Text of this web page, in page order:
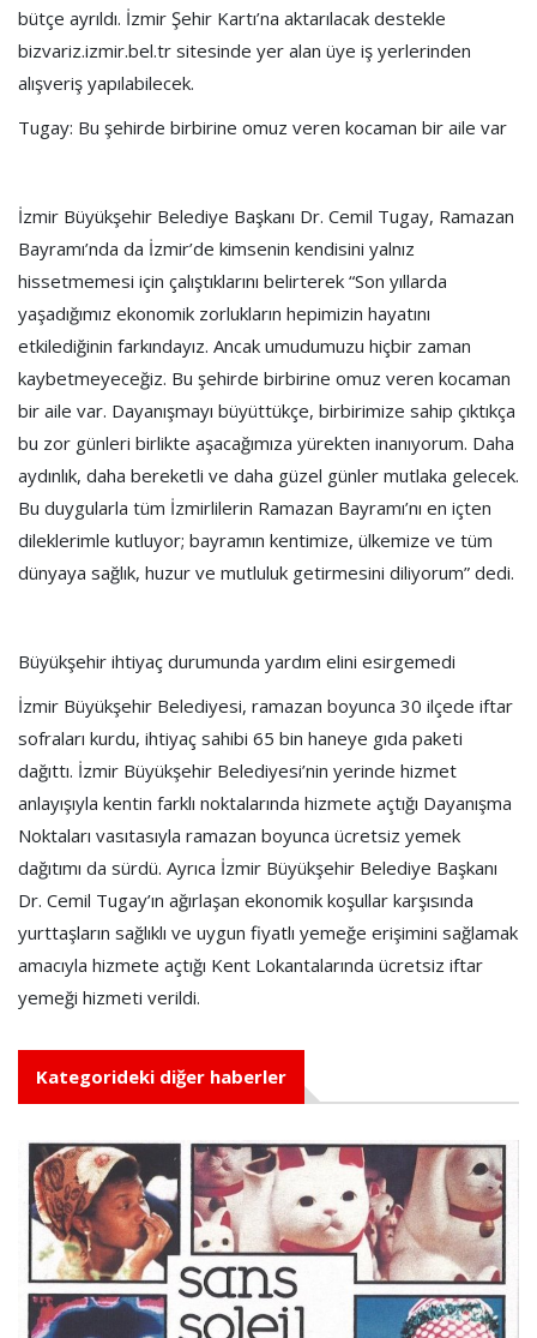
bütçe ayrıldı. İzmir Şehir Kartı’na aktarılacak destekle
bizvariz.izmir.bel.tr sitesinde yer alan üye iş yerlerinden
alışveriş yapılabilecek.
Tugay: Bu şehirde birbirine omuz veren kocaman bir aile var
İzmir Büyükşehir Belediye Başkanı Dr. Cemil Tugay, Ramazan
Bayramı’nda da İzmir’de kimsenin kendisini yalnız
hissetmemesi için çalıştıklarını belirterek “Son yıllarda
yaşadığımız ekonomik zorlukların hepimizin hayatını
etkilediğinin farkındayız. Ancak umudumuzu hiçbir zaman
kaybetmeyeceğiz. Bu şehirde birbirine omuz veren kocaman
bir aile var. Dayanışmayı büyüttükçe, birbirimize sahip çıktıkça
bu zor günleri birlikte aşacağımıza yürekten inanıyorum. Daha
aydınlık, daha bereketli ve daha güzel günler mutlaka gelecek.
Bu duygularla tüm İzmirlilerin Ramazan Bayramı’nı en içten
dileklerimle kutluyor; bayramın kentimize, ülkemize ve tüm
dünyaya sağlık, huzur ve mutluluk getirmesini diliyorum” dedi.
Büyükşehir ihtiyaç durumunda yardım elini esirgemedi
İzmir Büyükşehir Belediyesi, ramazan boyunca 30 ilçede iftar
sofraları kurdu, ihtiyaç sahibi 65 bin haneye gıda paketi
dağıttı. İzmir Büyükşehir Belediyesi’nin yerinde hizmet
anlayışıyla kentin farklı noktalarında hizmete açtığı Dayanışma
Noktaları vasıtasıyla ramazan boyunca ücretsiz yemek
dağıtımı da sürdü. Ayrıca İzmir Büyükşehir Belediye Başkanı
Dr. Cemil Tugay’ın ağırlaşan ekonomik koşullar karşısında
yurttaşların sağlıklı ve uygun fiyatlı yemeğe erişimini sağlamak
amacıyla hizmete açtığı Kent Lokantalarında ücretsiz iftar
yemeği hizmeti verildi.
Kategorideki diğer haberler